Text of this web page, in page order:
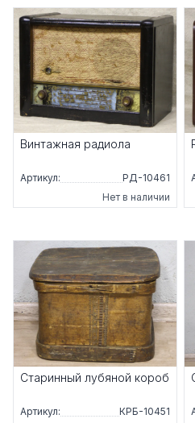
Винтажная радиола
Артикул:
РД-10461
Нет в наличии
Старинный лубяной короб
Артикул:
КРБ-10451